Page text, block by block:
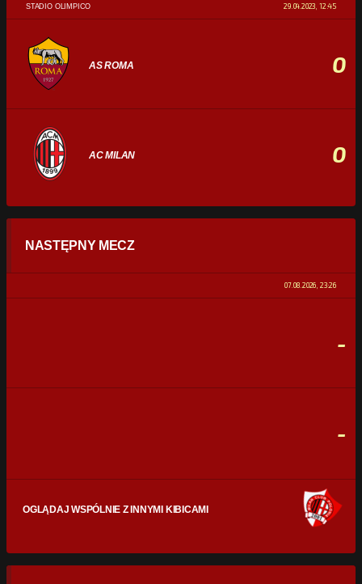
STADIO OLIMPICO 29.04.2023, 12:45
AS ROMA 0
AC MILAN 0
STATYSTYKI
0% 100%
NASTĘPNY MECZ
07.08.2026, 23:26
-
-
OGLĄDAJ WSPÓLNIE Z INNYMI KIBICAMI